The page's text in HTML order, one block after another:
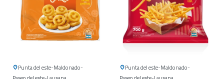
Punta del este Maldonado
Punta del este Maldonado